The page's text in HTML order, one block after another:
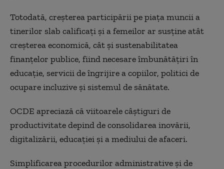
Totodată, creșterea participării pe piața muncii a
tinerilor slab calificați și a femeilor ar susține atât
creșterea economică, cât și sustenabilitatea
finanțelor publice, fiind necesare îmbunătățiri în
educație, servicii de îngrijire a copiilor, politici de
ocupare incluzive și sistemul de sănătate.
OCDE apreciază că viitoarele câștiguri de
productivitate depind de consolidarea inovării,
digitalizării, educației și a mediului de afaceri.
Simplificarea procedurilor administrative și de